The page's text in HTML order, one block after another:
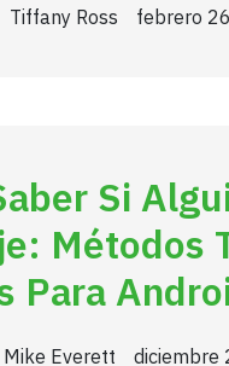
Tiffany Ross febrero
Si
Métodos
Para
Mike Everett diciembre